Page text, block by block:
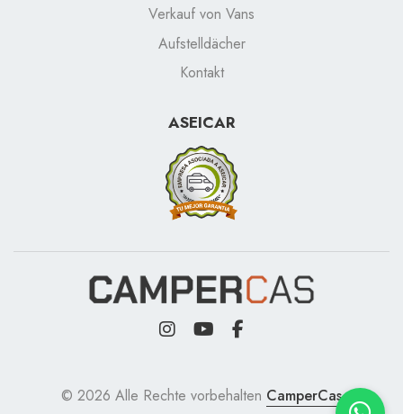
Verkauf von Vans
Aufstelldächer
Kontakt
ASEICAR
© 2026 Alle Rechte vorbehalten CamperCas